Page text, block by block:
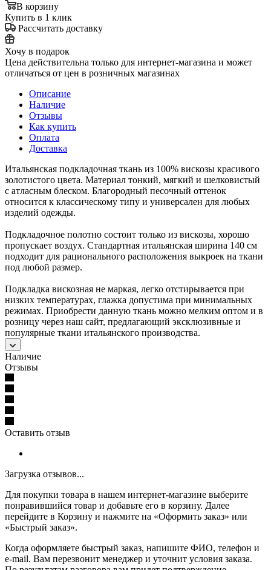
В корзину
Купить в 1 клик
Рассчитать доставку
Хочу в подарок
Цена действительна только для интернет-магазина и может
отличаться от цен в розничных магазинах
Описание
Наличие
Отзывы
Как купить
Оплата
Доставка
Итальянская подкладочная ткань из 100% вискозы красивого
золотистого цвета. Материал тонкий, мягкий и шелковистый
с атласным блеском. Благородный песочный оттенок
относится к классическому типу и универсален для любых
изделий одежды.
Подкладочное полотно состоит только из вискозы, хорошо
пропускает воздух. Стандартная итальянская ширина 140 см
подходит для рационального расположения выкроек на ткани
под любой размер.
Подкладка вискозная не маркая, легко отстирывается при
низких температурах, глажка допустима при минимальных
режимах. Приобрести данную ткань можно мелким оптом и в
розницу через наш сайт, предлагающий эксклюзивные и
популярные ткани итальянского производства.
Наличие
Отзывы
Оставить отзыв
Загрузка отзывов...
Для покупки товара в нашем интернет-магазине выберите
понравившийся товар и добавьте его в корзину. Далее
перейдите в Корзину и нажмите на «Оформить заказ» или
«Быстрый заказ».
Когда оформляете быстрый заказ, напишите ФИО, телефон и
e-mail. Вам перезвонит менеджер и уточнит условия заказа.